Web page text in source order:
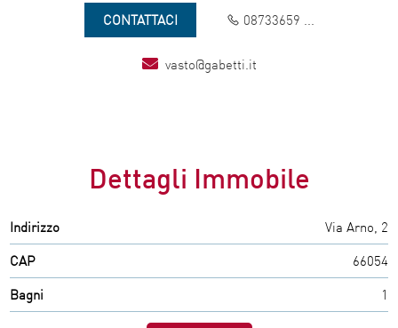
CONTATTACI 08733659 ...
vasto@gabetti.it
Dettagli Immobile
Indirizzo
Via Arno, 2
CAP
66054
Bagni
1